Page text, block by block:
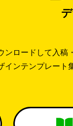
ロードして入稿
ンテンプレート